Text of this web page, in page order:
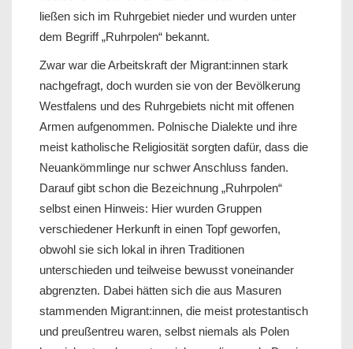
ließen sich im Ruhrgebiet nieder und wurden unter
dem Begriff „Ruhrpolen“ bekannt.
Zwar war die Arbeitskraft der Migrant:innen stark
nachgefragt, doch wurden sie von der Bevölkerung
Westfalens und des Ruhrgebiets nicht mit offenen
Armen aufgenommen. Polnische Dialekte und ihre
meist katholische Religiosität sorgten dafür, dass die
Neuankömmlinge nur schwer Anschluss fanden.
Darauf gibt schon die Bezeichnung „Ruhrpolen“
selbst einen Hinweis: Hier wurden Gruppen
verschiedener Herkunft in einen Topf geworfen,
obwohl sie sich lokal in ihren Traditionen
unterschieden und teilweise bewusst voneinander
abgrenzten. Dabei hätten sich die aus Masuren
stammenden Migrant:innen, die meist protestantisch
und preußentreu waren, selbst niemals als Polen